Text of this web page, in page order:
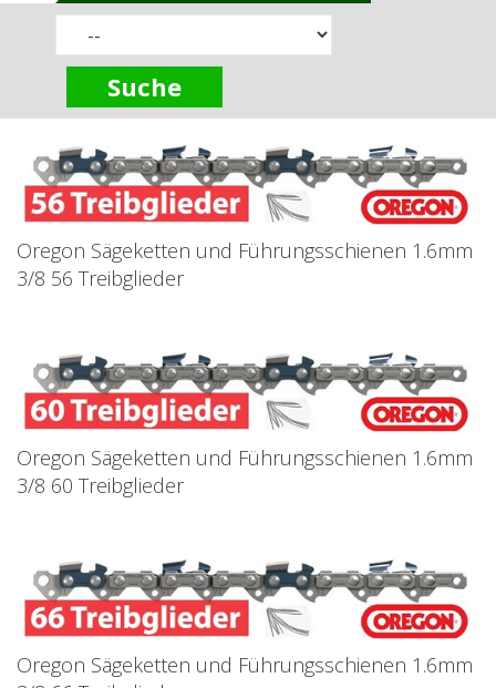
Suche
Oregon Sägeketten und Führungsschienen 1.6mm
3/8 56 Treibglieder
Oregon Sägeketten und Führungsschienen 1.6mm
3/8 60 Treibglieder
Oregon Sägeketten und Führungsschienen 1.6mm